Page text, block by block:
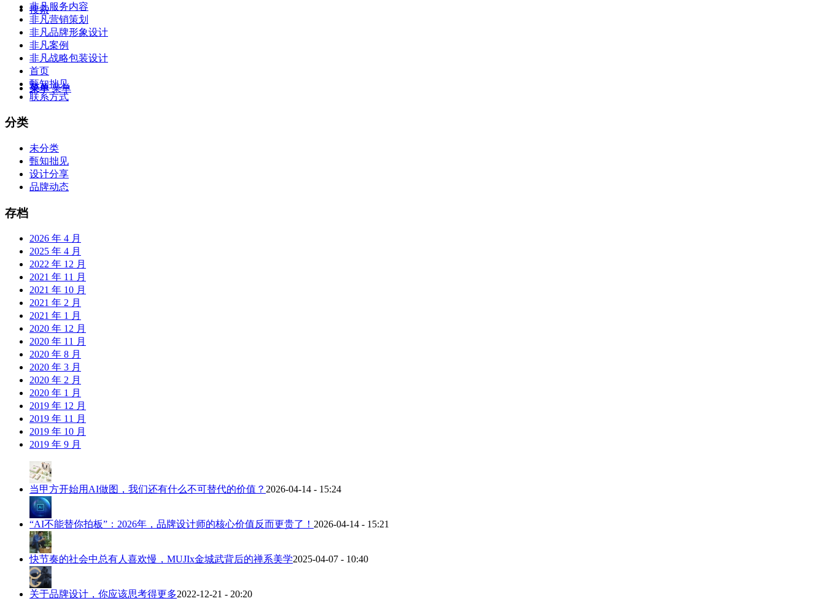
搜索
菜单 菜单
非凡服务内容
非凡营销策划
非凡品牌形象设计
非凡案例
非凡战略包装设计
首页
甄知拙见
联系方式
分类
未分类
甄知拙见
设计分享
品牌动态
存档
2026 年 4 月
2025 年 4 月
2022 年 12 月
2021 年 11 月
2021 年 10 月
2021 年 2 月
2021 年 1 月
2020 年 12 月
2020 年 11 月
2020 年 8 月
2020 年 3 月
2020 年 2 月
2020 年 1 月
2019 年 12 月
2019 年 11 月
2019 年 10 月
2019 年 9 月
当甲方开始用AI做图，我们还有什么不可替代的价值？ 2026-04-14 - 15:24
“AI不能替你拍板”：2026年，品牌设计师的核心价值反而更贵了！ 2026-04-14 - 15:21
快节奏的社会中总有人喜欢慢，MUJIx金城武背后的禅系美学2025-04-07 - 10:40
关于品牌设计，你应该思考得更多2022-12-21 - 20:20